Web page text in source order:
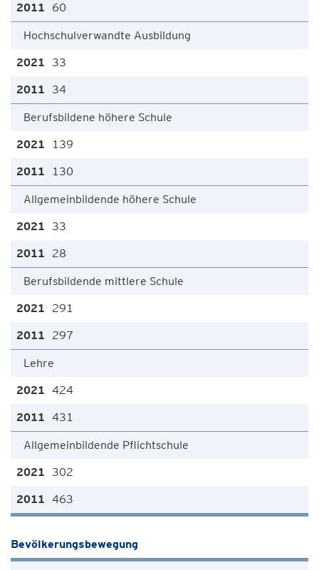
60
Hochschulverwandte Ausbildung
33
34
Berufsbildene höhere Schule
139
130
Allgemeinbildende höhere Schule
33
28
Berufsbildende mittlere Schule
291
297
Lehre
424
431
Allgemeinbildende Pflichtschule
302
463
Bevölkerungsbewegung